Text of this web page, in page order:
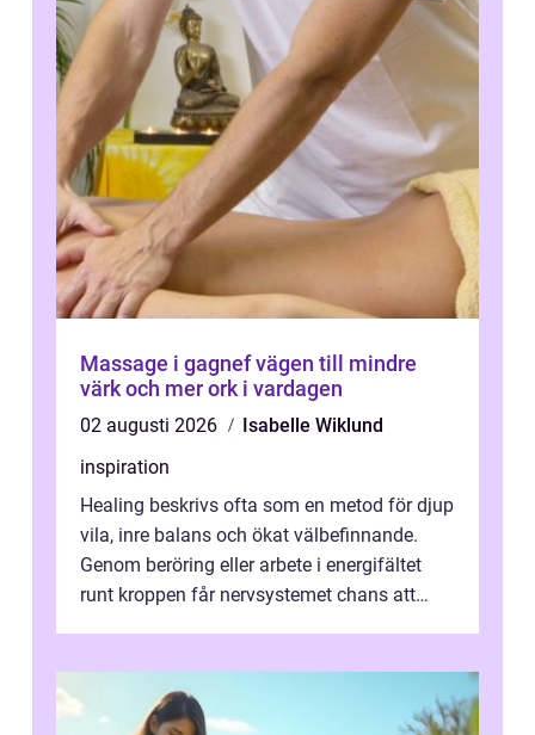
Massage i gagnef vägen till mindre
värk och mer ork i vardagen
02 augusti 2026
Isabelle Wiklund
inspiration
Healing beskrivs ofta som en metod för djup
vila, inre balans och ökat välbefinnande.
Genom beröring eller arbete i energifältet
runt kroppen får nervsystemet chans att